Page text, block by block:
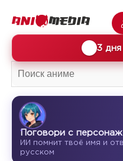
3
Поговори с
ИИ помнит твоё имя и
русском